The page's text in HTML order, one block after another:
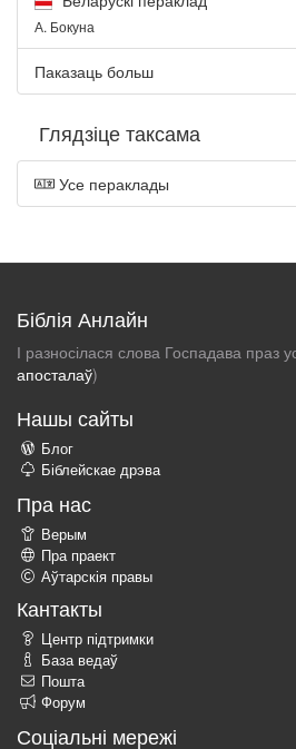
А. Бокуна
Паказаць больш
Глядзіце таксама
Усе пераклады
Біблія Анлайн
І разносілася слова Госпадава праз
апосталаў)
Нашы сайты
Блог
Біблейскае дрэва
Пра нас
Верым
Пра праект
Аўтарскія правы
Кантакты
Центр підтримки
База ведаў
Пошта
Форум
Соціальні мережі